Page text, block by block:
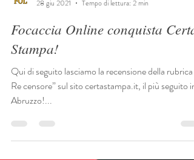
FOL
Tempo di lettura: 2 min
Focaccia Online conquista Certa
Stampa!
Qui di seguito lasciamo la recensione della rubrica
Re censore” sul sito certastampa.it, il più seguito in